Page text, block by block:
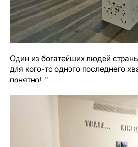
Один из богатейших людей
для кого-то одного последнего
понятно!.."